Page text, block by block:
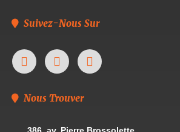
Suivez-Nous Sur
Nous Trouver
386, av. Pierre Brossolette